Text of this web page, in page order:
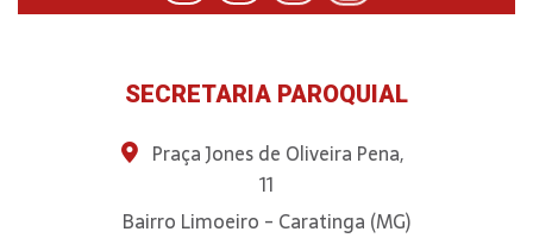
SECRETARIA PAROQUIAL
Praça Jones de Oliveira Pena,
11
Bairro Limoeiro - Caratinga (MG)